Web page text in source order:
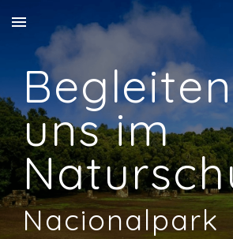
Skip to main content
uns im
Nacionalpark